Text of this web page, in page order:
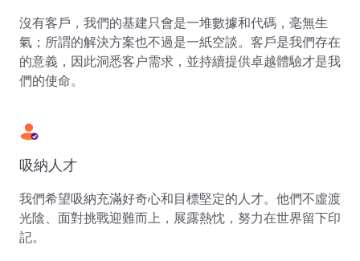
沒有客戶，我們的基建只會是一堆數據和代碼，毫無生
氣；所謂的解決方案也不過是一紙空談。客戶是我們存在
的意義，因此洞悉客户需求，並持續提供卓越體驗才是我
們的使命。
吸納人才
我們希望吸納充滿好奇心和目標堅定的人才。他們不虛渡
光陰、面對挑戰迎難而上，展露熱忱，努力在世界留下印
記。